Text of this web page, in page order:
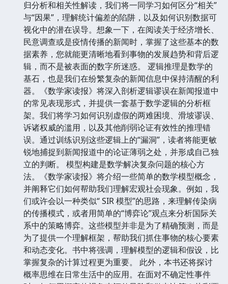
归分析和相关性解读，我们将一同学习如何区分“相关”
与“因果”，理解统计偏差的陷阱，以及如何识别数据可
视化中的潜在误导。想象一下，在阅读关于经济增长、
民意调查或是疫情传播的新闻时，掌握了这些基本的数
据素养，您就能更清晰地看到事物的发展趋势和背后逻
辑，而不是被表面的数字所迷惑。 逻辑推理是数学的
基石，也是我们在纷繁复杂的新闻信息中保持清醒的利
器。《数学家读报》将深入剖析逻辑谬误在新闻报道中
的常见表现形式，并提供一套基于数学逻辑的分析框
架。我们将学习如何识别虚假的两难困境、滑坡谬误、
诉诸权威的滥用，以及其他削弱论证有效性的推理错
误。通过训练识别这些逻辑上的“漏洞”，读者将能更敏
锐地捕捉到新闻报道中的论证薄弱之处，并形成自己独
立的判断。 模型构建是数学解决复杂问题的核心方
法。《数学家读报》将介绍一些简单的数学模型概念，
并阐释它们如何帮助我们理解宏观社会现象。例如，我
们或许会以一种类似“ SIR 模型”的思路，来理解传染病
的传播模式，或者用简单的“博弈论”观点来分析国际关
系中的策略博弈。这些模型并非是为了精确预测，而是
为了提供一个理解框架，帮助我们抓住事物的核心要素
和动态变化。书中将强调，理解模型的逻辑和假设，比
掌握复杂的计算过程更为重要。 此外，本书还将探讨
概率思维在日常生活中的应用。在面对不确定性事件